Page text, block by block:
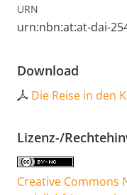
URN
urn:nbn:at:at-dai-
Download
Die Reise in den
Lizenz-/
Creative Commons